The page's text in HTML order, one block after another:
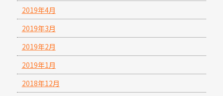
2019年4月
2019年3月
2019年2月
2019年1月
2018年12月